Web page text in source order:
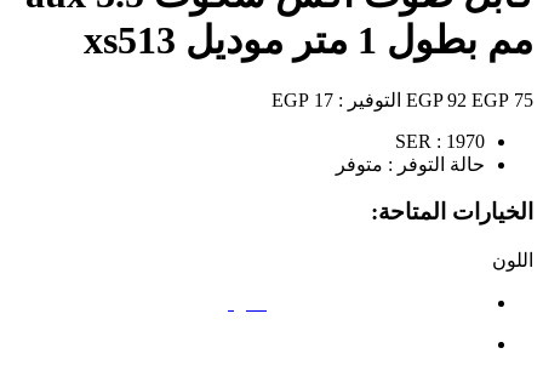
مم بطول 1 متر موديل xs513
75 EGP
92 EGP التوفير : 17 EGP
SER : 1970
حالة التوفر : متوفر
الخيارات المتاحة:
اللون